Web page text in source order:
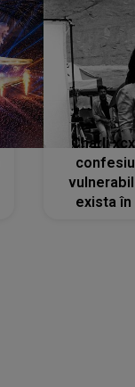
Charli
exista